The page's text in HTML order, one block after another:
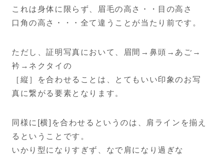
これは身体に限らず、眉毛の高さ・・目の高さ
口角の高さ・・・全て違うことが当たり前です。
ただし、証明写真において、眉間→鼻頭→あご→
衿→ネクタイの
［縦］を合わせることは、とてもいい印象のお写
真に繋がる要素となります。
同様に[横]を合わせるというのは、肩ラインを揃え
るということです。
いかり型になりすぎず、なで肩になり過ぎな